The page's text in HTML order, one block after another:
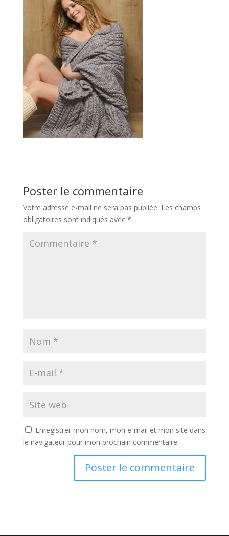
Poster le commentaire
Votre adresse e-mail ne sera pas publiée. Les champs
obligatoires sont indiqués avec *
Enregistrer mon nom, mon e-mail et mon site dans
le navigateur pour mon prochain commentaire.